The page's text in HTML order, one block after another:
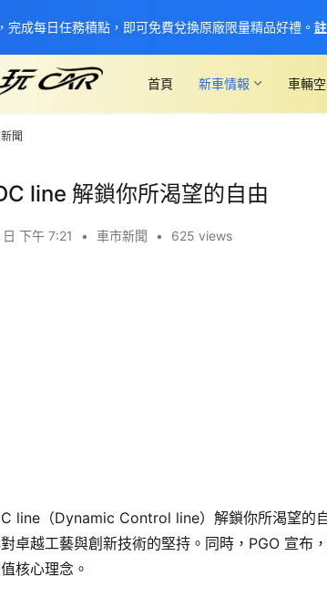
首頁 新車情報 車輛
聞
line 解鎖你所渴望的自由
下午 7:21 • 車市新聞 • 625 views
line（Dynamic Control line）解鎖你所渴望的
卓越工藝與創新技術的堅持。同時，PGO 宣布
核心理念。
，完成每日任務積點，即可免費兌換原廠限量精品好禮。